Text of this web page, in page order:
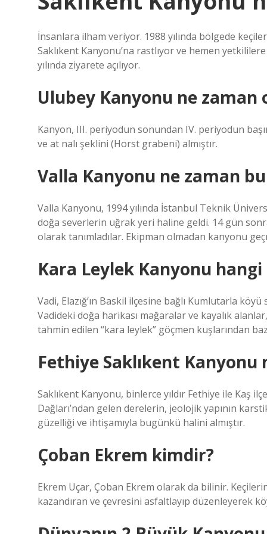
İnsanlara ilham veriyor. 1988 yılında bölgede
Saklıkent Kanyonu’na rastlıyor ve hemen
yılında ziyarete açılıyor.
Ulubey Kanyonu ne zaman
Kanyon, III. periyodun sonundan IV. periyodun
ve at nalı şeklini (Horst grabeni) almıştır.
Valla Kanyonu ne zaman
Valla Kanyonu, 1994 yılında İstanbul Teknik
doğa severlerin uğrak yeri haline geldi. 14 gün
olarak tanımladılar. Ekipman olmadan kanyonu
Kara Leylek Kanyonu
Vadi, Elazığ’ın Baskil ilçesine bağlı Kumlutarla köyü
Vadideki doğa harikası mağaralar ve kayalık
tahmin edilen “kara leylek” göçmen kuşlarından
Fethiye Saklıkent Kanyonu
Saklıkent Kanyonu, binlerce yıldır Fethiye ile Kaş
Dağları’ndan gelen derelerin, jeolojik yapının
güzelliği ve ihtişamıyla bugünkü halini almıştır.
Çoban Ekrem kimdir?
Ekrem Uçar, Çoban Ekrem olarak da bilinir.
kazandıran ve çevresini asfaltlayıp düzenleyerek